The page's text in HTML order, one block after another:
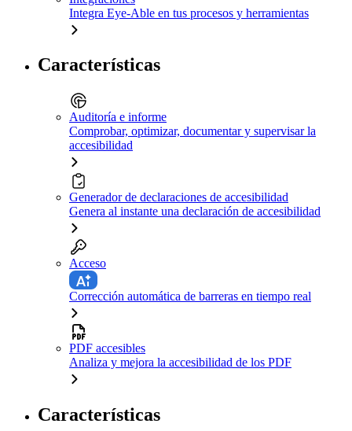
Integra Eye-Able en tus procesos y herramientas
Características
Auditoría e informe
Comprobar, optimizar, documentar y supervisar la
accesibilidad
Generador de declaraciones de accesibilidad
Genera al instante una declaración de accesibilidad
Acceso
Corrección automática de barreras en tiempo real
PDF accesibles
Analiza y mejora la accesibilidad de los PDF
Características